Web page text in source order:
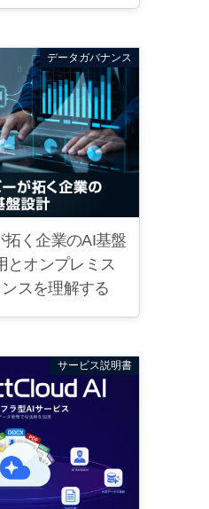
データガバナンス
く企業のAI基盤
とオンプレミス
スを理解する
サービス説明書